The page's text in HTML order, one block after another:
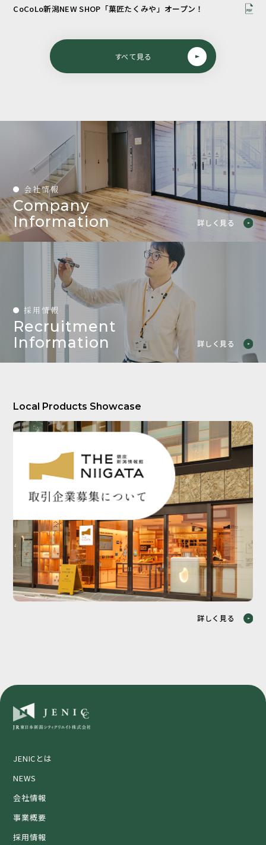
CoCoLo新潟NEW SHOP「菓匠たくみや」オープン！
すべて見る
会社情報
Company
Information
詳しく見る
採用情報
Recruitment
Information
詳しく見る
Local Products Showcase
詳しく見る
JENICとは
NEWS
会社情報
事業概要
採用情報